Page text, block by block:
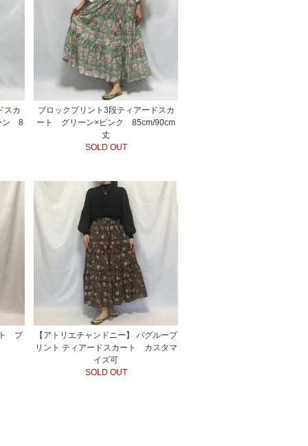
スカ
ン 8
ブロックプリント3段ティアードスカ
ート グリーン×ピンク 85cm/90cm
丈
SOLD OUT
ト ブ
【アトリエチャンドニー】 バグループ
リント ティアードスカート カスタマ
イズ可
SOLD OUT